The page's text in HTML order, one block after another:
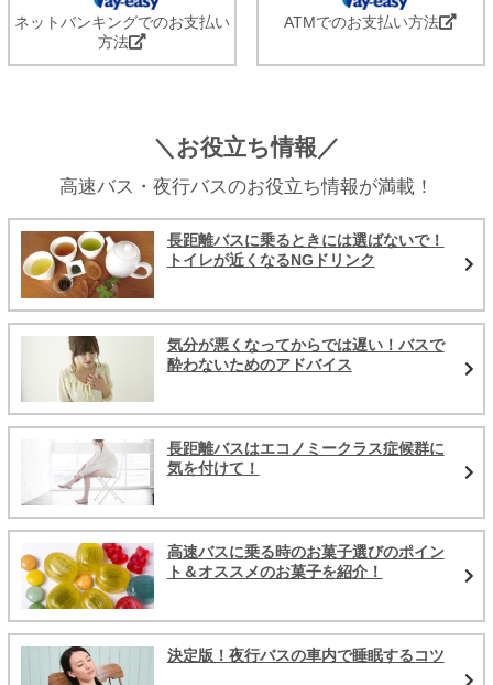
ネットバンキングでのお支払い
方法
ATMでのお支払い方法
＼お役立ち情報／
高速バス・夜行バスのお役立ち情報が満載！
長距離バスに乗るときには選ばないで！
トイレが近くなるNGドリンク
気分が悪くなってからでは遅い！バスで
酔わないためのアドバイス
長距離バスはエコノミークラス症候群に
気を付けて！
高速バスに乗る時のお菓子選びのポイン
ト＆オススメのお菓子を紹介！
決定版！夜行バスの車内で睡眠するコツ